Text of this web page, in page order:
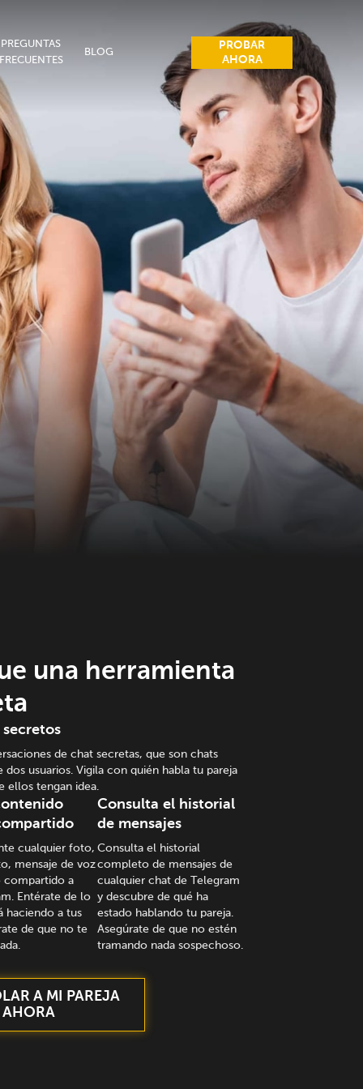
PREGUNTAS
BLOG
PROBAR
AHORA
una herramienta
de chat secretas, que son chats
dos usuarios. Vigila con quién habla tu pareja
ellos tengan idea.
cualquier foto,
mensaje de voz
a
Entérate de lo
haciendo a tus
de que no te
Consulta el historial
de mensajes
Consulta el historial
completo de mensajes de
cualquier chat de Telegram
y descubre de qué ha
estado hablando tu pareja.
Asegúrate de que no estén
tramando nada sospechoso.
A MI PAREJA
AHORA